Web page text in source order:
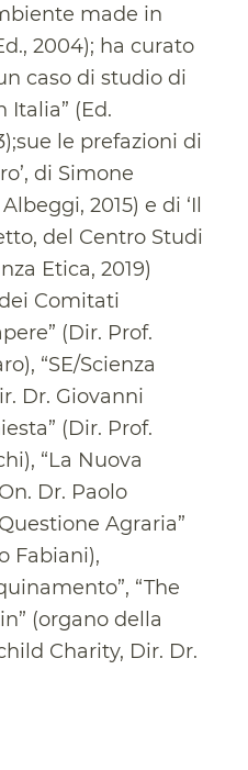
made in
2004); ha curato
caso di studio di
Italia” (Ed.
le prefazioni di
di Simone
2015) e di ‘Il
del Centro Studi
Etica, 2019)
Comitati
(Dir. Prof.
“SE/Scienza
Dr. Giovanni
(Dir. Prof.
“La Nuova
Dr. Paolo
Agraria”
Fabiani),
“The
(organo della
Charity, Dir. Dr.